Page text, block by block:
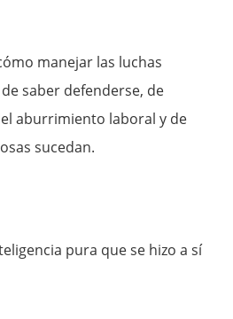
manejar las luchas
saber defenderse, de
aburrimiento laboral y de
sucedan.
pura que se hizo a sí